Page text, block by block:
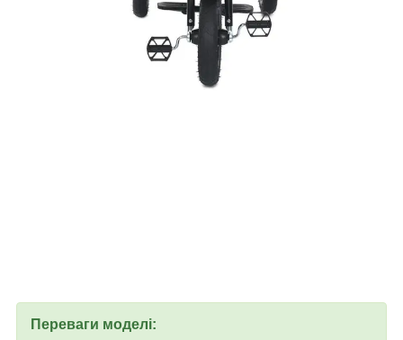
Переваги моделі: